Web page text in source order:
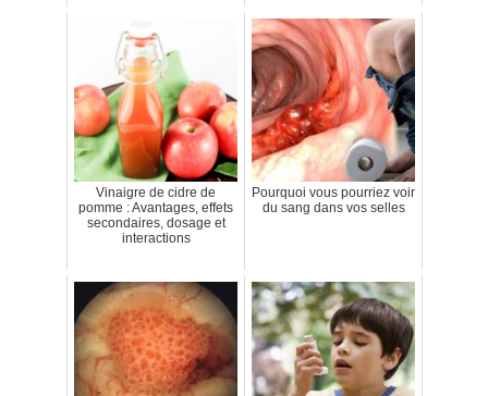
Vinaigre de cidre de
pomme : Avantages, effets
secondaires, dosage et
interactions
Pourquoi vous pourriez voir
du sang dans vos selles